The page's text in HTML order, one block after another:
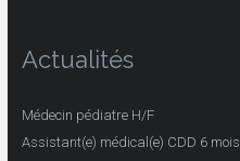
Actualités
Médecin pédiatre H/F
Assistant(e) médical(e) CDD 6 mois